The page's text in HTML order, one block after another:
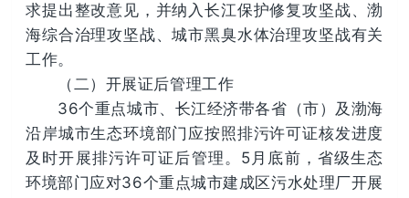
求提出整改意见，并纳入长江保护修复攻坚战、渤
海综合治理攻坚战、城市黑臭水体治理攻坚战有关
工作。
（二）开展证后管理工作
36个重点城市、长江经济带各省（市）及渤海
沿岸城市生态环境部门应按照排污许可证核发进度
及时开展排污许可证后管理。5月底前，省级生态
环境部门应对36个重点城市建成区污水处理厂开展